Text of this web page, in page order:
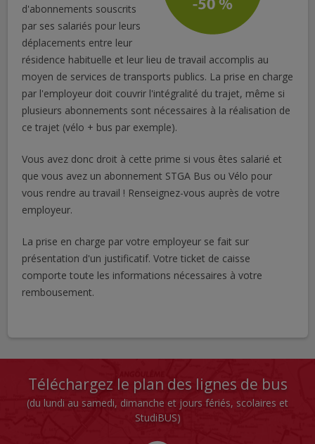
d'abonnements souscrits
par ses salariés pour leurs
déplacements entre leur
résidence habituelle et leur lieu de travail accomplis au
moyen de services de transports publics. La prise en charge
par l'employeur doit couvrir l'intégralité du trajet, même si
plusieurs abonnements sont nécessaires à la réalisation de
ce trajet (vélo + bus par exemple).
Vous avez donc droit à cette prime si vous êtes salarié et
que vous avez un abonnement STGA Bus ou Vélo pour
vous rendre au travail ! Renseignez-vous auprès de votre
employeur.
La prise en charge par votre employeur se fait sur
présentation d'un justificatif. Votre ticket de caisse
comporte toute les informations nécessaires à votre
rembousement.
Téléchargez le plan des lignes de bus
(du lundi au samedi, dimanche et jours fériés, scolaires et
StudiBUS)